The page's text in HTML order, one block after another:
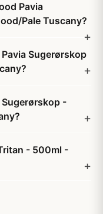
Pavia
Pale Tuscany?
Sugerørskop
Sugerørskop -
- 500ml -